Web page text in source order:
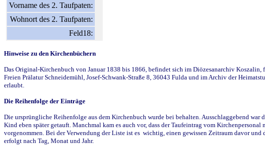
Vorname des 2. Taufpaten:
Wohnort des 2. Taufpaten:
Feld18:
Hinweise zu den Kirchenbüchern
Das Original-Kirchenbuch von Januar 1838 bis 1866, befindet sich im Diözesanarchiv
Freien Prälatur Schneidemühl, Josef-Schwank-Straße 8, 36043 Fulda und im Archiv der
erlaubt.
Die Reihenfolge der Einträge
Die ursprüngliche Reihenfolge aus dem Kirchenbuch wurde bei behalten. Ausschlaggebend
Kind eben später getauft. Manchmal kam es auch vor, dass der Taufeintrag vom
vorgenommen. Bei der Verwendung der Liste ist es wichtig, einen gewissen Zeitraum davor
erfolgt nach Tag, Monat und Jahr.